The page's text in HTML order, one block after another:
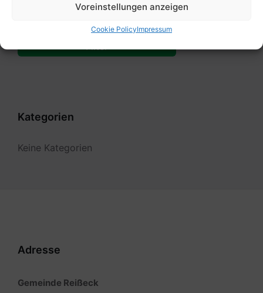
Voreinstellungen anzeigen
Cookie PolicyImpressum
Filter
Kategorien
Keine Kategorien
Adresse
Gemeinde Reißeck